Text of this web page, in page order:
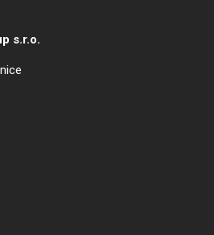
s.r.o.